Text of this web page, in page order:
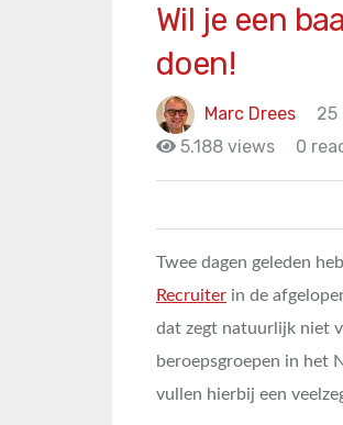
Wil je een
doen!
Marc Drees 25
5.188 views
0
Twee dagen geleden
Recruiter in de
dat zegt natuurlijk niet
beroepsgroepen in het
vullen hierbij een